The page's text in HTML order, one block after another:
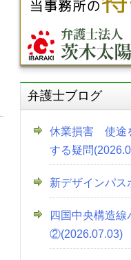
弁護士ブログ
休業損害 使途
する疑問
新デザインパス
四国中央構造線
②(2026.07.03)